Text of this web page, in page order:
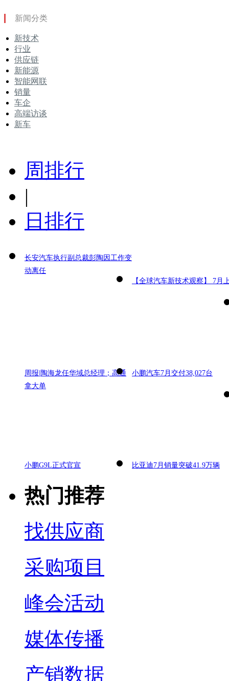
新闻分类
新技术
行业
供应链
新能源
智能网联
销量
车企
高端访谈
新车
周排行
|
日排行
长安汽车执行副总裁彭陶因工作变
动离任
【全球汽车新技术观察】 7月
周报|陶海龙任华域总经理；高通
拿大单
小鹏汽车7月交付38,027台
小鹏G9L正式官宣 比亚迪7月销量突破41.9万辆
热门推荐
找供应商
采购项目
峰会活动
媒体传播
产销数据